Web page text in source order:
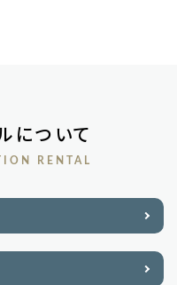
について
RENTAL